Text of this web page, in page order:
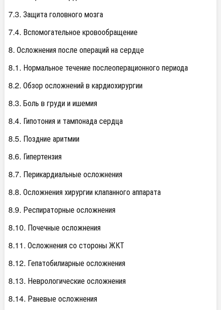
7.3. Защита головного мозга
7.4. Вспомогательное кровообращение
8. Осложнения после операций на сердце
8.1. Нормальное течение послеоперационного периода
8.2. Обзор осложнений в кардиохирургии
8.3. Боль в груди и ишемия
8.4. Гипотония и тампонада сердца
8.5. Поздние аритмии
8.6. Гипертензия
8.7. Перикардиальные осложнения
8.8. Осложнения хирургии клапанного аппарата
8.9. Респираторные осложнения
8.10. Почечные осложнения
8.11. Осложнения со стороны ЖКТ
8.12. Гепатобилиарные осложнения
8.13. Неврологические осложнения
8.14. Раневые осложнения